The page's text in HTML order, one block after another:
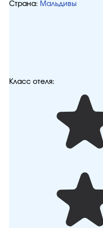
Страна: Мальдивы
Класс отеля: